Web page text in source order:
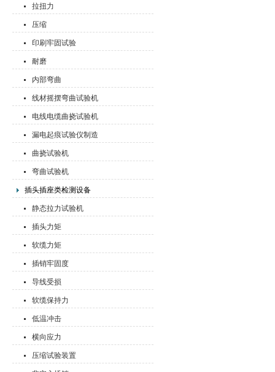
拉扭力
压缩
印刷牢固试验
耐磨
内部弯曲
线材摇摆弯曲试验机
电线电缆曲挠试验机
漏电起痕试验仪制造
曲挠试验机
弯曲试验机
插头插座类检测设备
静态拉力试验机
插头力矩
软缆力矩
插销牢固度
导线受损
软缆保持力
低温冲击
横向应力
压缩试验装置